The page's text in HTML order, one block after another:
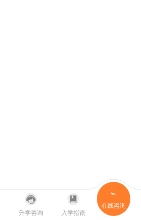
升学咨询 入学指南
在线咨询